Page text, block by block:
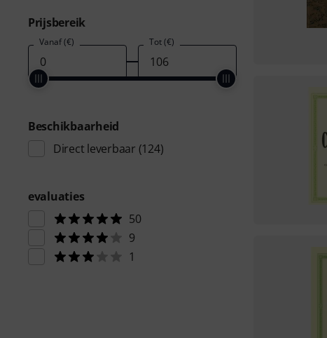
Prijsbereik
Vanaf (€) Tot (€)
Beschikbaarheid
Direct leverbaar (124)
evaluaties
50
9
1